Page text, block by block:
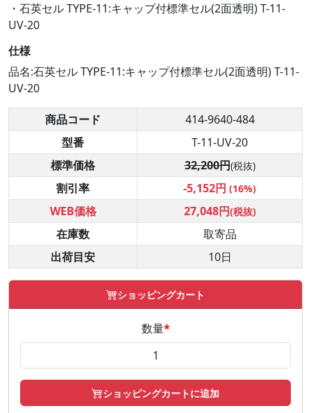
・石英セル TYPE-11:キャップ付標準セル(2面透明) T-11-
UV-20
仕様
品名:石英セル TYPE-11:キャップ付標準セル(2面透明) T-11-
UV-20
商品コード
414-9640-484
型番
T-11-UV-20
標準価格
32,200円(税抜)
割引率 -5,152円 (16%)
WEB価格 27,048円(税抜)
在庫数
取寄品
出荷目安
10日
ショッピングカート
数量*
ショッピングカートに追加